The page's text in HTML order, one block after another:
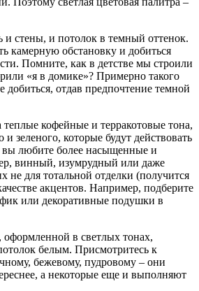
и стены, и потолок в темный оттенок.
камерную обстановку и добиться
Помните, как в детстве мы строили
«я в домике»? Примерно такого
отдав предпочтение темной
кофейные и терракотовые тона,
и зеленого, которые будут действовать
любите более насыщенные и
винный, изумрудный или даже
не для тотальной отделки (получится
акцентов. Например, подберите
или декоративные подушки в
оформленной в светлых тонах,
белым. Присмотритесь к
бежевому, пудровому – они
а некоторые еще и выполняют